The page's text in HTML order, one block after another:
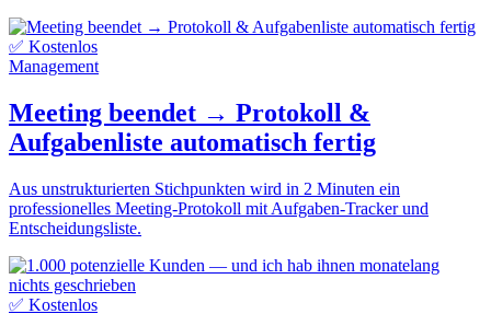
✅ Kostenlos
Management
Meeting beendet → Protokoll &
Aufgabenliste automatisch fertig
Aus unstrukturierten Stichpunkten wird in 2 Minuten ein
professionelles Meeting-Protokoll mit Aufgaben-Tracker und
Entscheidungsliste.
✅ Kostenlos